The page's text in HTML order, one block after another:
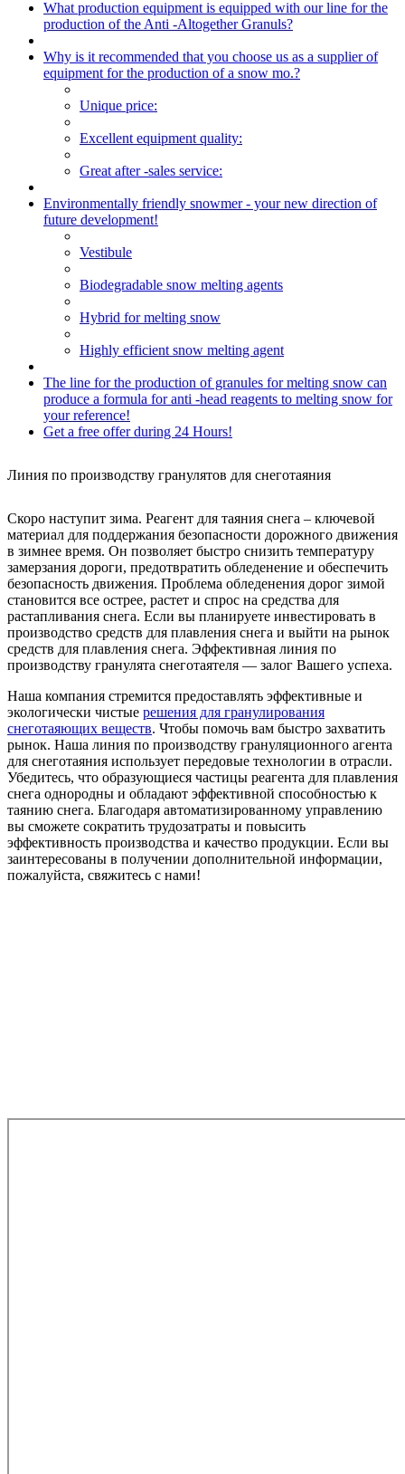
What production equipment is equipped with our line for the
production of the Anti -Altogether Granuls?
Why is it recommended that you choose us as a supplier of
equipment for the production of a snow mo.?
Unique price:
Excellent equipment quality:
Great after -sales service:
Environmentally friendly snowmer - your new direction of
future development!
Vestibule
Biodegradable snow melting agents
Hybrid for melting snow
Highly efficient snow melting agent
The line for the production of granules for melting snow can
produce a formula for anti -head reagents to melting snow for
your reference!
Get a free offer during 24 Hours!
Линия по производству гранулятов для снеготаяния
Скоро наступит зима. Реагент для таяния снега – ключевой
материал для поддержания безопасности дорожного движения
в зимнее время. Он позволяет быстро снизить температуру
замерзания дороги, предотвратить обледенение и обеспечить
безопасность движения. Проблема обледенения дорог зимой
становится все острее, растет и спрос на средства для
растапливания снега. Если вы планируете инвестировать в
производство средств для плавления снега и выйти на рынок
средств для плавления снега. Эффективная линия по
производству гранулята снеготаятеля — залог Вашего успеха.
Наша компания стремится предоставлять эффективные и
экологически чистые решения для гранулирования
снеготаяющих веществ. Чтобы помочь вам быстро захватить
рынок. Наша линия по производству грануляционного агента
для снеготаяния использует передовые технологии в отрасли.
Убедитесь, что образующиеся частицы реагента для плавления
снега однородны и обладают эффективной способностью к
таянию снега. Благодаря автоматизированному управлению
вы сможете сократить трудозатраты и повысить
эффективность производства и качество продукции. Если вы
заинтересованы в получении дополнительной информации,
пожалуйста, свяжитесь с нами!